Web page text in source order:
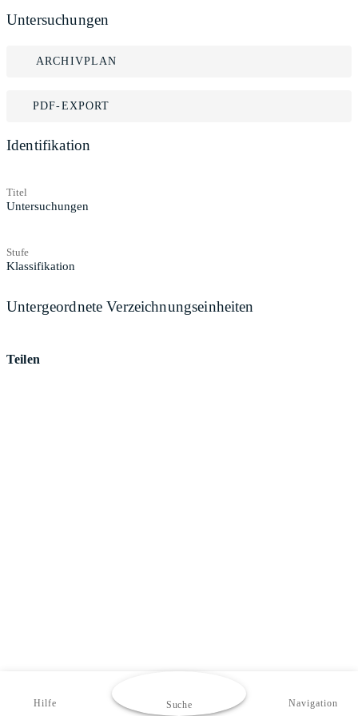
Untersuchungen
ARCHIVPLAN
PDF-EXPORT
Identifikation
Titel
Untersuchungen
Stufe
Klassifikation
Untergeordnete Verzeichnungseinheiten
Teilen
Hilfe Suche Navigation